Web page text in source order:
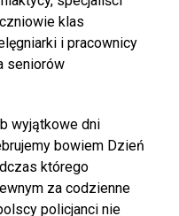
klas
i pracownicy
seniorów
wyjątkowe dni
bowiem Dzień
którego
za codzienne
policjanci nie